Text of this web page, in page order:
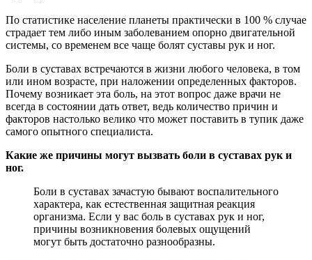
По статистике население планеты практически в 100 % случае
страдает тем либо иным заболеванием опорно двигательной
системы, со временем все чаще болят суставы рук и ног.
Боли в суставах встречаются в жизни любого человека, в том
или ином возрасте, при наложении определенных факторов.
Почему возникает эта боль, на этот вопрос даже врачи не
всегда в состоянии дать ответ, ведь количество причин и
факторов настолько велико что может поставить в тупик даже
самого опытного специалиста.
Какие же причины могут вызвать боли в суставах рук и
ног.
Боли в суставах зачастую бывают воспалительного
характера, как естественная защитная реакция
организма. Если у вас боль в суставах рук и ног,
причины возникновения болевых ощущений
могут быть достаточно разнообразны.